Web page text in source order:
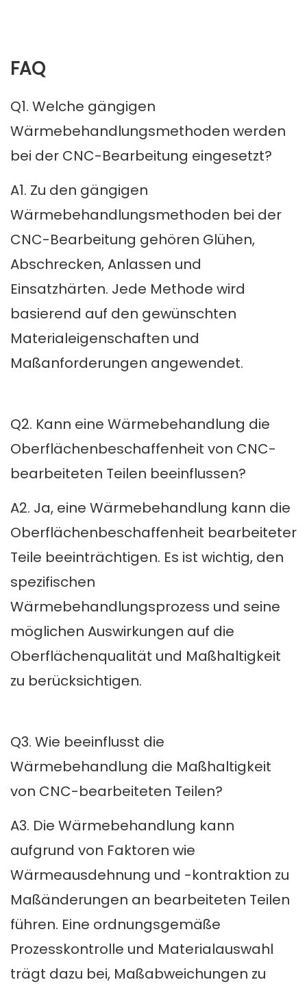
FAQ
Q1. Welche gängigen
Wärmebehandlungsmethoden werden
bei der CNC-Bearbeitung eingesetzt?
A1. Zu den gängigen
Wärmebehandlungsmethoden bei der
CNC-Bearbeitung gehören Glühen,
Abschrecken, Anlassen und
Einsatzhärten. Jede Methode wird
basierend auf den gewünschten
Materialeigenschaften und
Maßanforderungen angewendet.
Q2. Kann eine Wärmebehandlung die
Oberflächenbeschaffenheit von CNC-
bearbeiteten Teilen beeinflussen?
A2. Ja, eine Wärmebehandlung kann die
Oberflächenbeschaffenheit bearbeiteter
Teile beeinträchtigen. Es ist wichtig, den
spezifischen
Wärmebehandlungsprozess und seine
möglichen Auswirkungen auf die
Oberflächenqualität und Maßhaltigkeit
zu berücksichtigen.
Q3. Wie beeinflusst die
Wärmebehandlung die Maßhaltigkeit
von CNC-bearbeiteten Teilen?
A3. Die Wärmebehandlung kann
aufgrund von Faktoren wie
Wärmeausdehnung und -kontraktion zu
Maßänderungen an bearbeiteten Teilen
führen. Eine ordnungsgemäße
Prozesskontrolle und Materialauswahl
trägt dazu bei, Maßabweichungen zu